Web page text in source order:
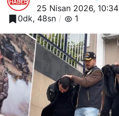
25 Nisan 2026, 10:34
0dk, 48sn
1